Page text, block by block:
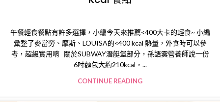
午餐輕食餐點有許多選擇，小編今天來推薦<400大卡的輕食~ 小編
彙整了麥當勞、摩斯、LOUISA的<400 kcal 熱量，外食時可以參
考，超級實用唷 關於SUBWAY潛艇堡部分，孫語霙營養師說一份
6吋麵包大約210kcal，...
CONTINUE READING